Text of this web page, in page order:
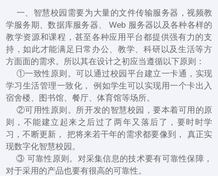
一、智慧校园需要为大量的文件传输服务器，视频教
学服务期、数据库服务器、 Web 服务器以及各种各样的
教学资源和课程，甚至各种应用平台都提供强有力的支
持，如此才能满足日常办公、教学、科研以及生活等方
方面面的需求。所以其在设计之初应当遵循以下原则：
①一致性原则。可以通过校园平台建立一卡通，实现
学习生活管理一致化， 例如学生可以实现用一个卡出入
宿舍楼、图书馆、餐厅、体育馆等场所。
②可用性原则。所开发的智慧校园，要本着可用的原
则，不能建立起来之后过了两年又落后了，要时时学
习，不断更新， 把将来若干年的需求都要像到， 真正实
现数字化智慧校园。
③ 可靠性原则。对采集信息的技术要有可靠性保障，
对于采用的产品也要有很高的可靠性。